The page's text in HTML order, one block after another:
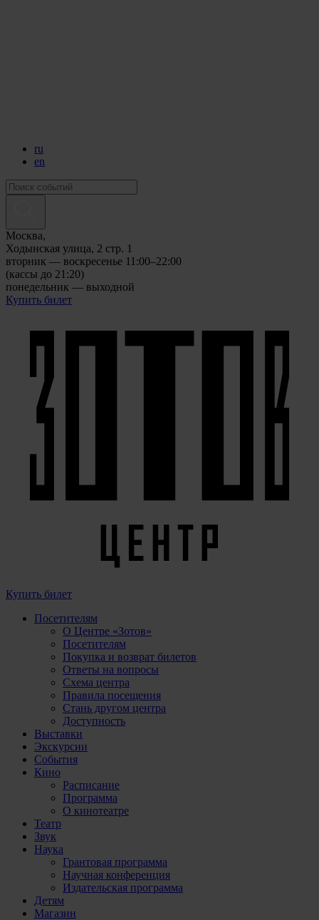
ru
en
Москва,
Ходынская улица, 2 стр. 1
вторник — воскресенье 11:00–22:00
(кассы до 21:20)
понедельник — выходной
Купить билет
Купить билет
Посетителям
О Центре «Зотов»
Посетителям
Покупка и возврат билетов
Ответы на вопросы
Схема центра
Правила посещения
Стань другом центра
Доступность
Выставки
Экскурсии
События
Кино
Расписание
Программа
О кинотеатре
Театр
Звук
Наука
Грантовая программа
Научная конференция
Издательская программа
Детям
Магазин